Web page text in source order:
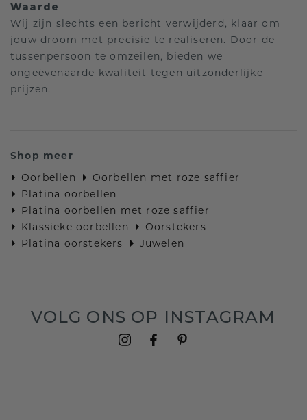
Waarde
Wij zijn slechts een bericht verwijderd, klaar om
jouw droom met precisie te realiseren. Door de
tussenpersoon te omzeilen, bieden we
ongeëvenaarde kwaliteit tegen uitzonderlijke
prijzen.
Shop meer
Oorbellen
Oorbellen met roze saffier
Platina oorbellen
Platina oorbellen met roze saffier
Klassieke oorbellen
Oorstekers
Platina oorstekers
Juwelen
VOLG ONS OP INSTAGRAM